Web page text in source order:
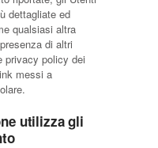
dettagliate ed
qualsiasi altra
di altri
privacy policy dei
messi a
utilizza gli